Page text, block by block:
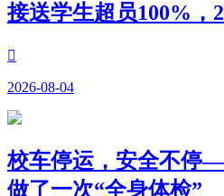
接送学生超员100%，

2026-08-04
校车停运，安全不停
做了一次“全身体检”